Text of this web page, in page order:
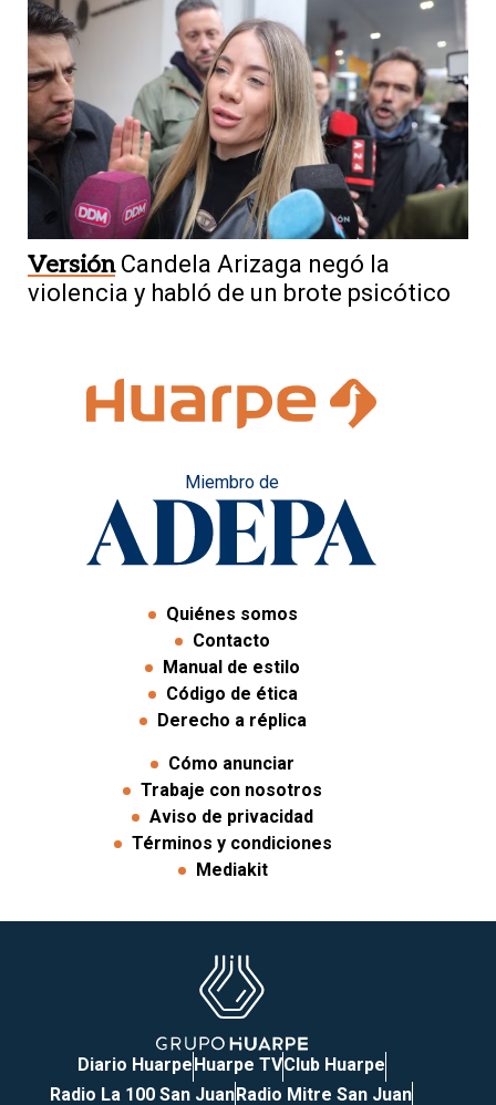
Versión Candela Arizaga negó la
violencia y habló de un brote psicótico
Miembro de
Quiénes somos
Contacto
Manual de estilo
Código de ética
Derecho a réplica
Cómo anunciar
Trabaje con nosotros
Aviso de privacidad
Términos y condiciones
Mediakit
Diario HuarpeHuarpe TVClub Huarpe
Radio La 100 San JuanRadio Mitre San Juan